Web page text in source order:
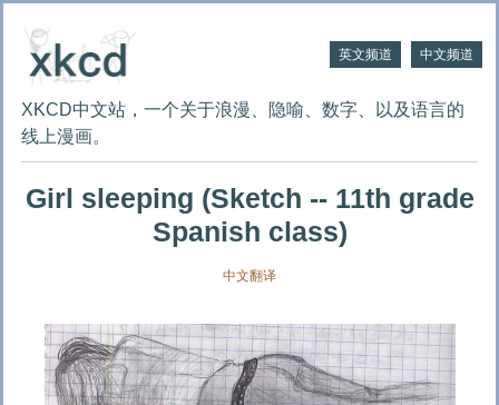
英文频道 中文频道
XKCD中文站，一个关于浪漫、隐喻、数字、以及语言的
线上漫画。
Girl sleeping (Sketch -- 11th grade
Spanish class)
中文翻译